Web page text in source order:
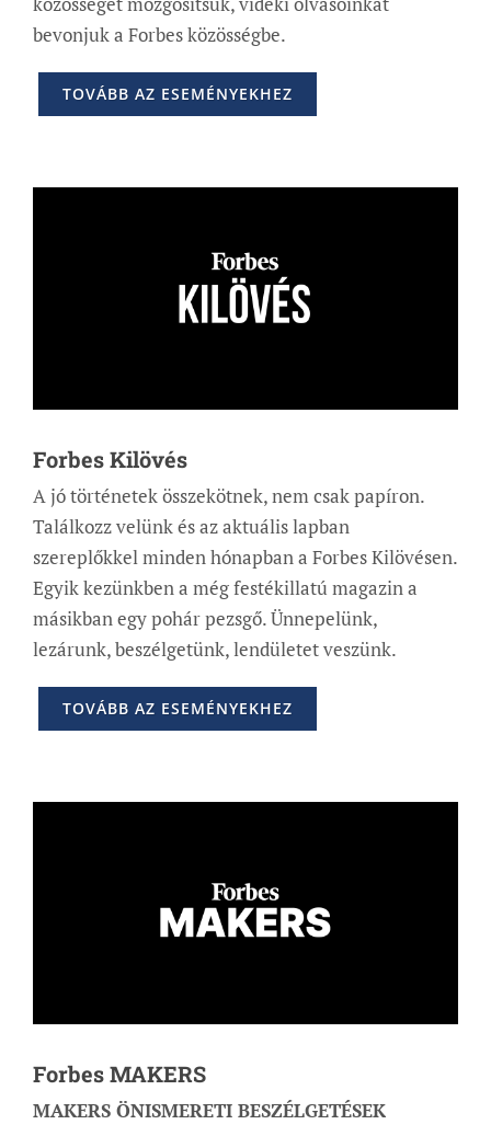
bevonjuk a Forbes közösségbe.
TOVÁBB AZ ESEMÉNYEKHEZ
Forbes Kilövés
A jó történetek összekötnek, nem csak papíron.
Találkozz velünk és az aktuális lapban
szereplőkkel minden hónapban a Forbes Kilövésen.
Egyik kezünkben a még festékillatú magazin a
másikban egy pohár pezsgő. Ünnepelünk,
lezárunk, beszélgetünk, lendületet veszünk.
TOVÁBB AZ ESEMÉNYEKHEZ
Forbes MAKERS
MAKERS ÖNISMERETI BESZÉLGETÉSEK